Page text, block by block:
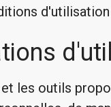
les outils